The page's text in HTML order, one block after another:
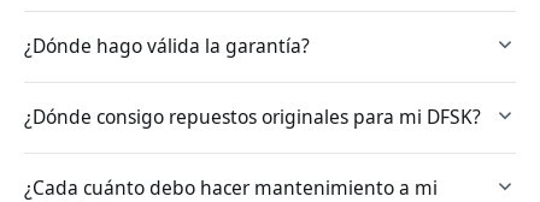
¿Dónde hago válida la garantía?
¿Dónde consigo repuestos originales para mi DFSK?
¿Cada cuánto debo hacer mantenimiento a mi